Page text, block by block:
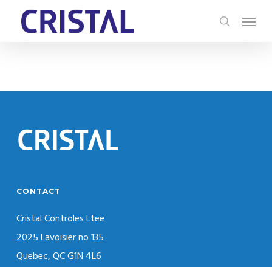
search
Menu
CONTACT
Cristal Controles Ltee
2025 Lavoisier no 135
Quebec, QC G1N 4L6